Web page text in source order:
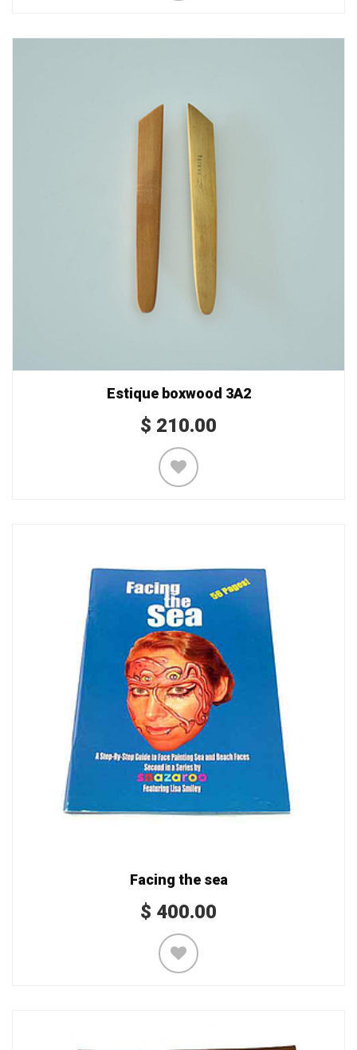
Estique boxwood 3A2
$ 210.00
Facing the sea
$ 400.00